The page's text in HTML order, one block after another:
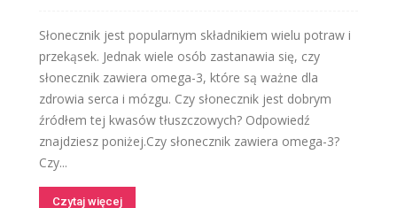
Słonecznik jest popularnym składnikiem wielu potraw i
przekąsek. Jednak wiele osób zastanawia się, czy
słonecznik zawiera omega-3, które są ważne dla
zdrowia serca i mózgu. Czy słonecznik jest dobrym
źródłem tej kwasów tłuszczowych? Odpowiedź
znajdziesz poniżej.Czy słonecznik zawiera omega-3?
Czy...
Czytaj więcej